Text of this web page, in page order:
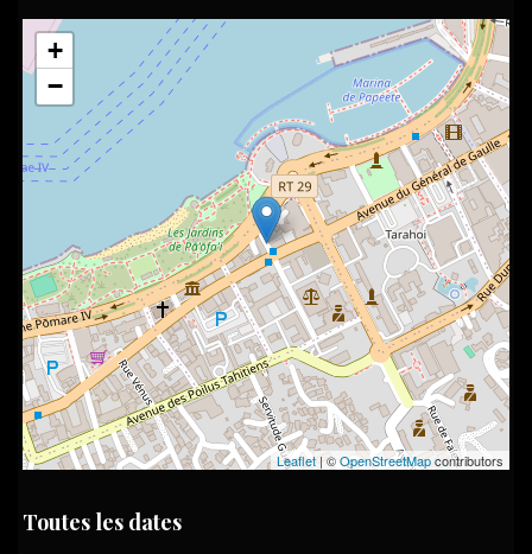
+
−
Leaflet| ©OpenStreetMapcontributors
Toutes les dates